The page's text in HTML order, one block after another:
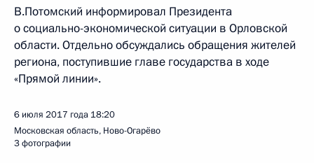
В.Потомский информировал Президента
о социально-экономической ситуации в Орловской
области. Отдельно обсуждались обращения жителей
региона, поступившие главе государства в ходе
«Прямой линии».
6 июля 2017 года 18:20
Московская область, Ново-Огарёво
3 фотографии